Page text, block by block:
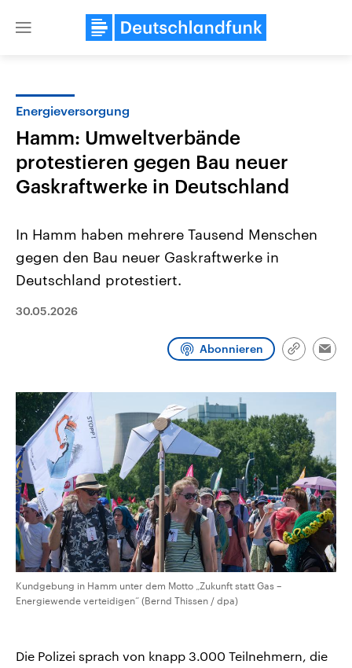
Close
USA
Aktuelle Beiträge, Analysen und
Wirtschaftlich und militärisch
den mächtigsten Ländern der Erde, Region wieder die Gewalt
Israel möchte die Hamas
Diese wird wie die
Sendungen Podcasts
Audio-Archiv
Energieversorgung
Hamm: Umweltverbände
protestieren gegen Bau neuer
Gaskraftwerke in Deutschland
In Hamm haben mehrere Tausend Menschen
gegen den Bau neuer Gaskraftwerke in
Deutschland protestiert.
30.05.2026
Abonnieren
Link
Kundgebung in Hamm unter dem Motto „Zukunft statt Gas –
Energiewende verteidigen“ (Bernd Thissen / dpa)
Die Polizei sprach von knapp 3.000 Teilnehmern, die